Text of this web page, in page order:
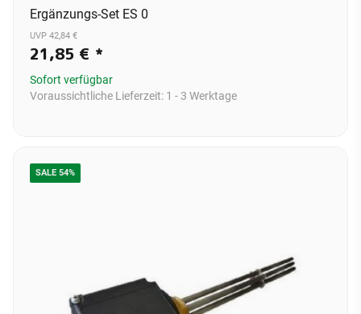
Ergänzungs-Set ES 0
UVP 42,84 €
21,85 € *
Sofort verfügbar
Voraussichtliche Lieferzeit: 1 - 3 Werktage
SALE 54%